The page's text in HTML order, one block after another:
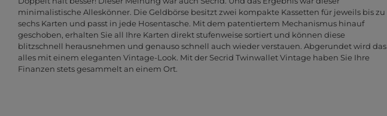
minimalistische Alleskönner. Die Geldbörse besitzt zwei kompakte Kassetten für jeweils bis zu
sechs Karten und passt in jede Hosentasche. Mit dem patentiertem Mechanismus hinauf
geschoben, erhalten Sie all Ihre Karten direkt stufenweise sortiert und können diese
blitzschnell herausnehmen und genauso schnell auch wieder verstauen. Abgerundet wird das
alles mit einem eleganten Vintage-Look. Mit der Secrid Twinwallet Vintage haben Sie Ihre
Finanzen stets gesammelt an einem Ort.